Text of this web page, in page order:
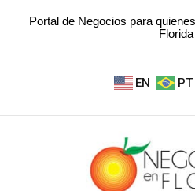
Portal de Negocios para
Florida
EN PT